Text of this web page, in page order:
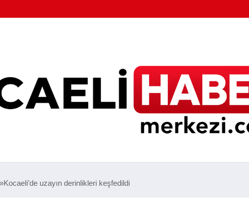
Kocaeli’de uzayın derinlikleri keşfedildi